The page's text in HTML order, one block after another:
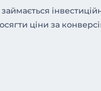
ціни за